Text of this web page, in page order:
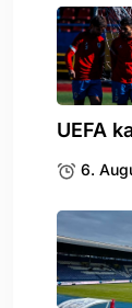
UEFA
6.